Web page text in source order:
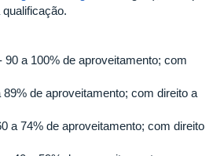
a 100% de aproveitamento; com
de aproveitamento; com direito a
a 74% de aproveitamento; com direito